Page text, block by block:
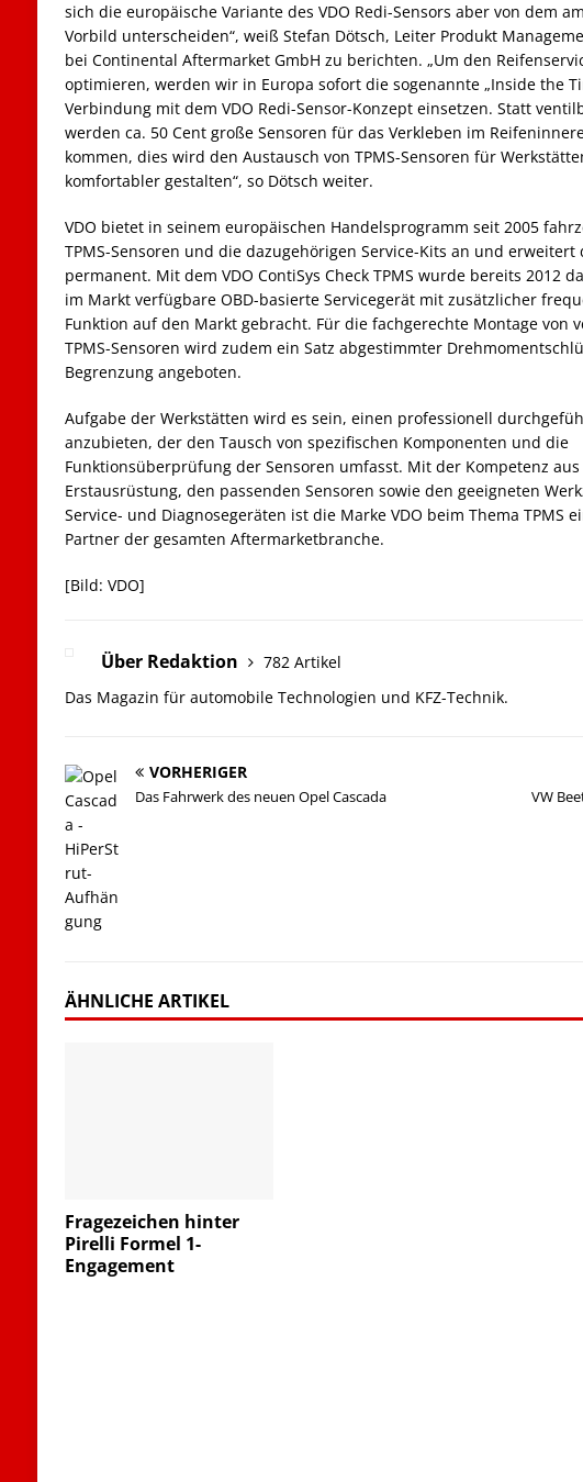
sich die europäische Variante des VDO Redi-Sensors aber von dem
Vorbild unterscheiden“, weiß Stefan Dötsch, Leiter Produkt
bei Continental Aftermarket GmbH zu berichten. „Um den
optimieren, werden wir in Europa sofort die sogenannte „Inside the
Verbindung mit dem VDO Redi-Sensor-Konzept einsetzen. Statt
werden ca. 50 Cent große Sensoren für das Verkleben im
kommen, dies wird den Austausch von TPMS-Sensoren für
komfortabler gestalten“, so Dötsch weiter.
VDO bietet in seinem europäischen Handelsprogramm seit 2005
TPMS-Sensoren und die dazugehörigen Service-Kits an und erweitert
permanent. Mit dem VDO ContiSys Check TPMS wurde bereits 2012
im Markt verfügbare OBD-basierte Servicegerät mit zusätzlicher
Funktion auf den Markt gebracht. Für die fachgerechte Montage von
TPMS-Sensoren wird zudem ein Satz abgestimmter
Begrenzung angeboten.
Aufgabe der Werkstätten wird es sein, einen professionell
anzubieten, der den Tausch von spezifischen Komponenten und die
Funktionsüberprüfung der Sensoren umfasst. Mit der Kompetenz
Erstausrüstung, den passenden Sensoren sowie den geeigneten
Service- und Diagnosegeräten ist die Marke VDO beim Thema TPMS
Partner der gesamten Aftermarketbranche.
[Bild: VDO]
Über Redaktion
782 Artikel
Das Magazin für automobile Technologien und KFZ-Technik.
VORHERIGER
Das Fahrwerk des neuen Opel Cascada VW
ÄHNLICHE ARTIKEL
Fragezeichen hinter
Pirelli Formel 1-
Engagement